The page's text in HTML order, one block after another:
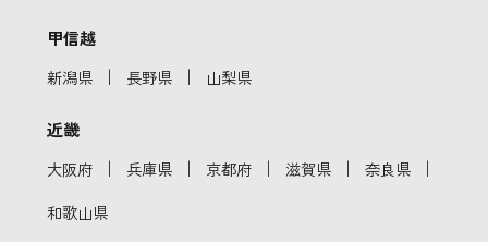
甲信越
新潟県 ｜ 長野県 ｜ 山梨県
近畿
大阪府 ｜ 兵庫県 ｜ 京都府 ｜ 滋賀県 ｜ 奈良県 ｜
和歌山県